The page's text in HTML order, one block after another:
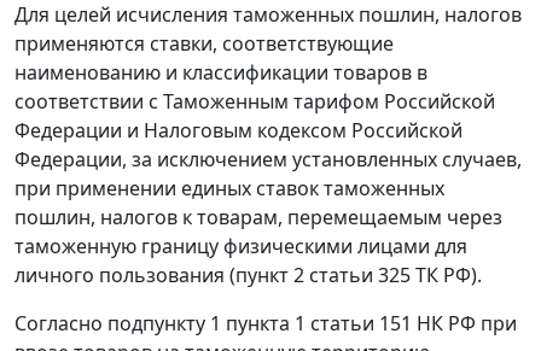
Для целей исчисления таможенных пошлин, налогов
применяются ставки, соответствующие
наименованию и классификации товаров в
соответствии с Таможенным тарифом Российской
Федерации и Налоговым кодексом Российской
Федерации, за исключением установленных случаев,
при применении единых ставок таможенных
пошлин, налогов к товарам, перемещаемым через
таможенную границу физическими лицами для
личного пользования (пункт 2 статьи 325ТК РФ).
Согласно подпункту 1 пункта 1 статьи 151 НК РФ при